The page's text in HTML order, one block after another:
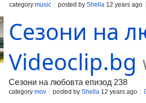
category music posted by Shella 12 years ago
Сезони на
Videoclip.bg
Сезони на любовта епизод 238
category mov posted by Shella 12 years ago